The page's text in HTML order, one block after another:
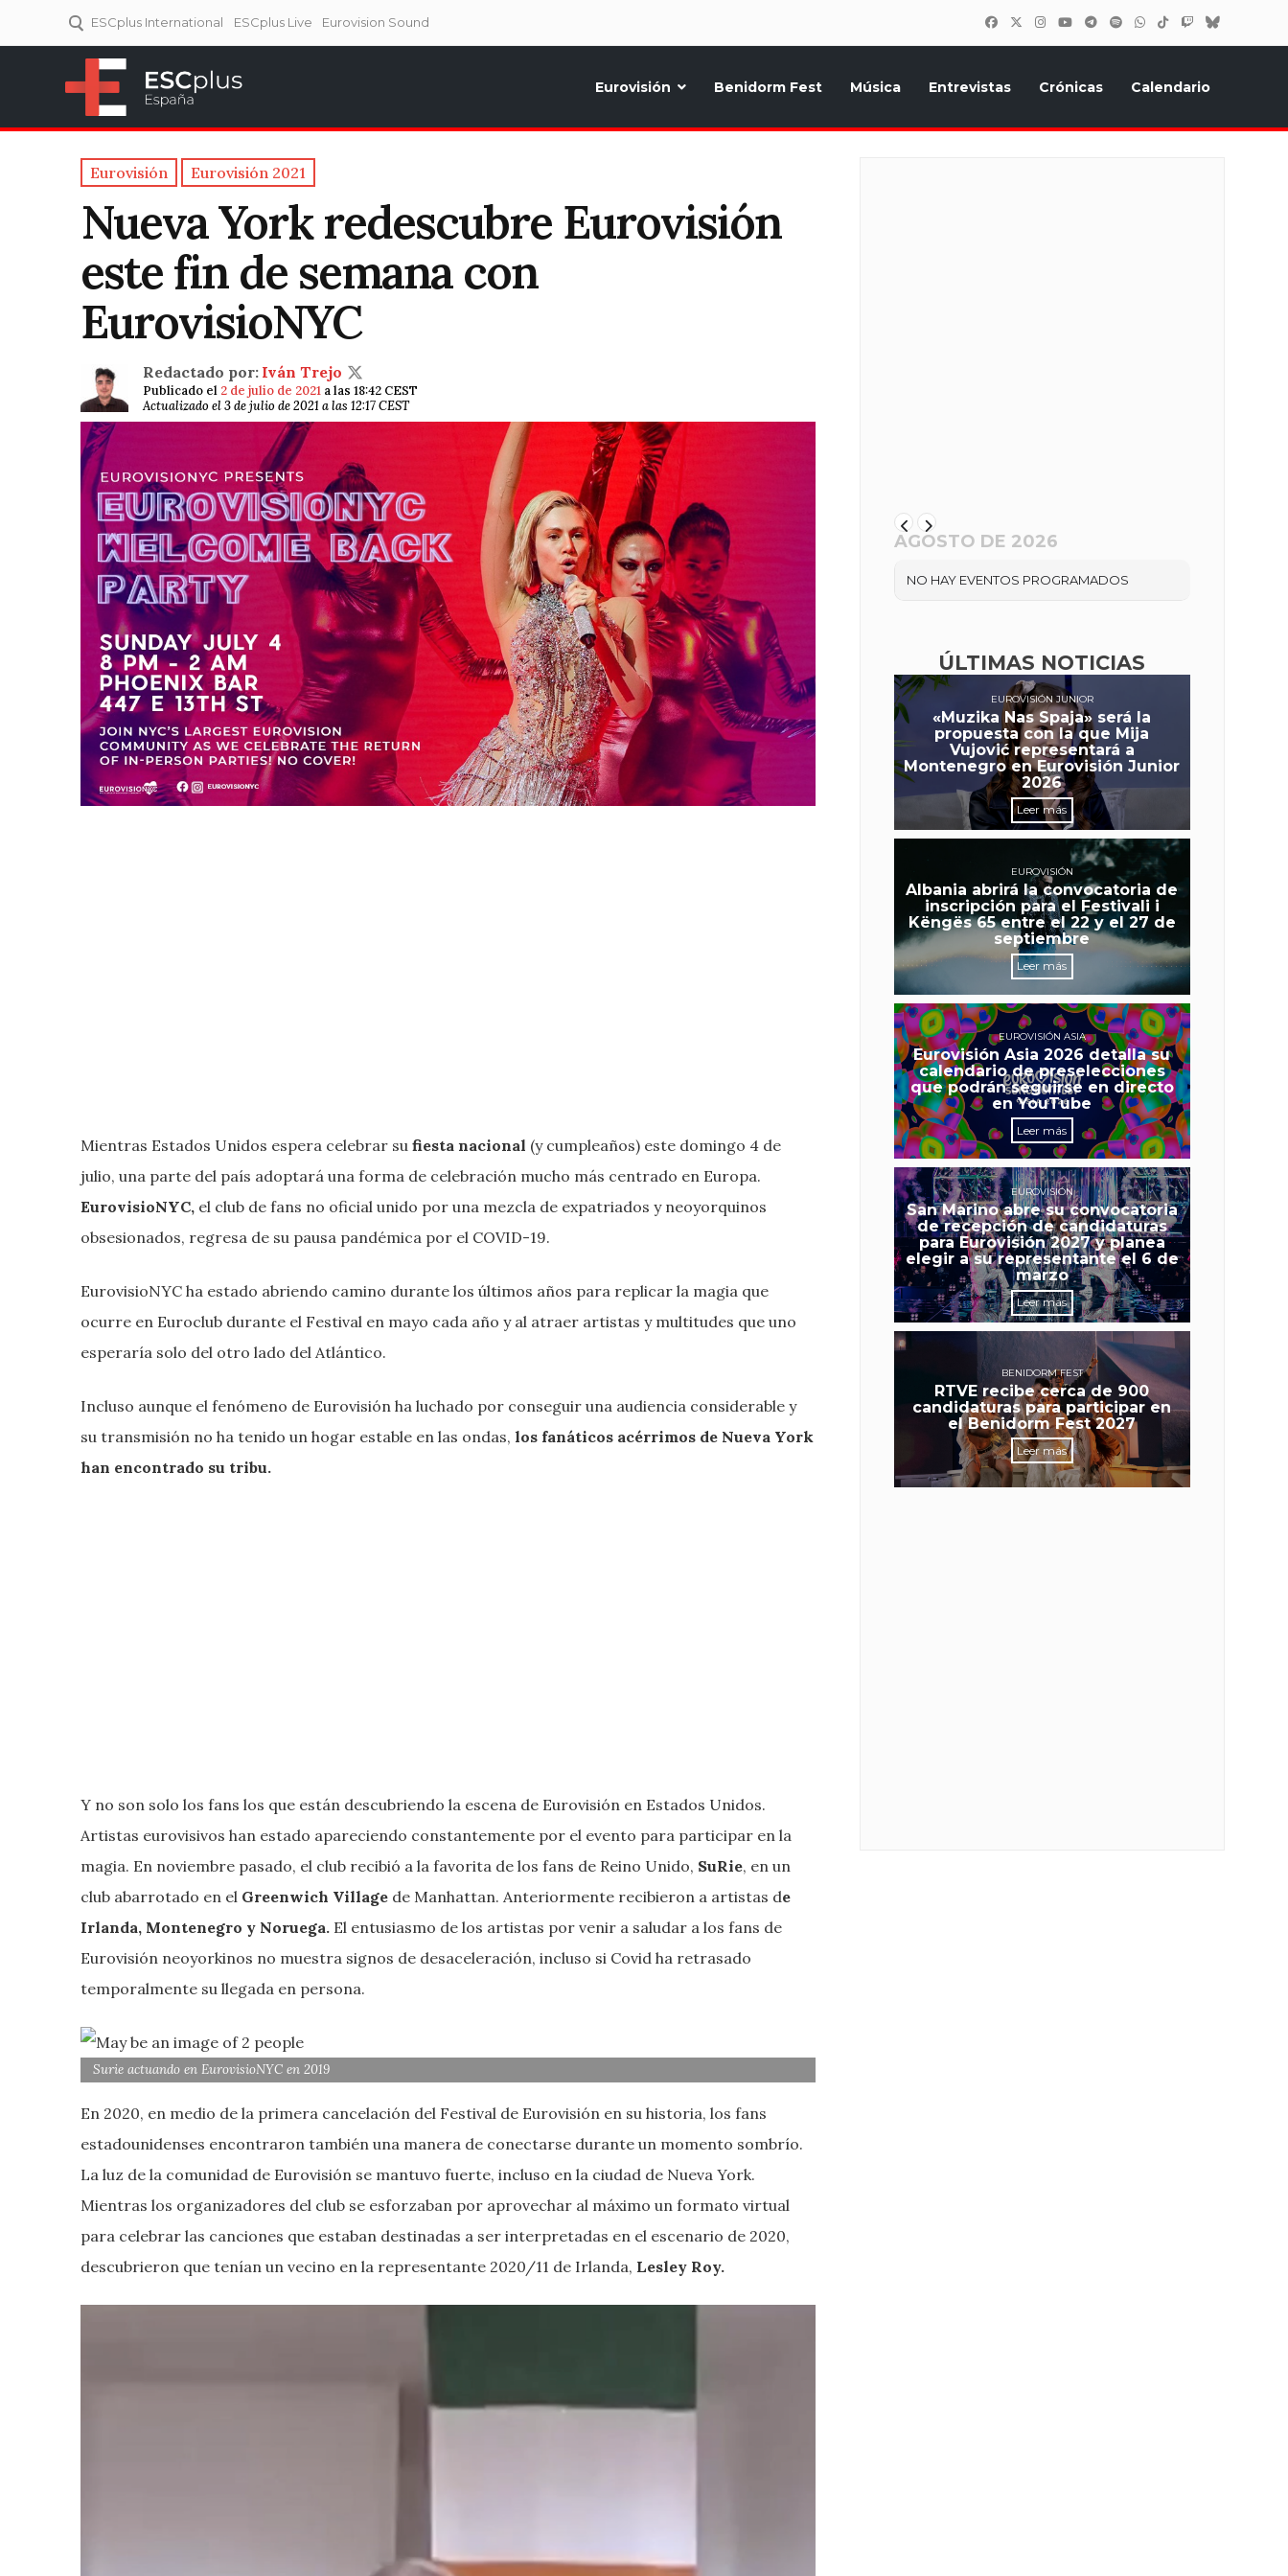
ESCplus International ESCplus Live Eurovision Sound
Eurovisión Benidorm Fest Música Entrevistas Crónicas Calendario
Eurovisión Eurovisión 2021
Nueva York redescubre Eurovisión
este fin de semana con
EurovisioNYC
Redactado por: Iván Trejo
Publicado el 2 de julio de 2021 a las 18:42 CEST
Actualizado el 3 de julio de 2021 a las 12:17 CEST
Mientras Estados Unidos espera celebrar su fiesta nacional (y cumpleaños) este domingo 4 de
julio, una parte del país adoptará una forma de celebración mucho más centrado en Europa.
EurovisioNYC, el club de fans no oficial unido por una mezcla de expatriados y neoyorquinos
obsesionados, regresa de su pausa pandémica por el COVID-19.
EurovisioNYC ha estado abriendo camino durante los últimos años para replicar la magia que
ocurre en Euroclub durante el Festival en mayo cada año y al atraer artistas y multitudes que uno
esperaría solo del otro lado del Atlántico.
Incluso aunque el fenómeno de Eurovisión ha luchado por conseguir una audiencia considerable y
su transmisión no ha tenido un hogar estable en las ondas, los fanáticos acérrimos de Nueva York
han encontrado su tribu.
Y no son solo los fans los que están descubriendo la escena de Eurovisión en Estados Unidos.
Artistas eurovisivos han estado apareciendo constantemente por el evento para participar en la
magia. En noviembre pasado, el club recibió a la favorita de los fans de Reino Unido, SuRie, en un
club abarrotado en el Greenwich Village de Manhattan. Anteriormente recibieron a artistas de
Irlanda, Montenegro y Noruega. El entusiasmo de los artistas por venir a saludar a los fans de
Eurovisión neoyorkinos no muestra signos de desaceleración, incluso si Covid ha retrasado
temporalmente su llegada en persona.
Surie actuando en EurovisioNYC en 2019
En 2020, en medio de la primera cancelación del Festival de Eurovisión en su historia, los fans
estadounidenses encontraron también una manera de conectarse durante un momento sombrío.
La luz de la comunidad de Eurovisión se mantuvo fuerte, incluso en la ciudad de Nueva York.
Mientras los organizadores del club se esforzaban por aprovechar al máximo un formato virtual
para celebrar las canciones que estaban destinadas a ser interpretadas en el escenario de 2020,
descubrieron que tenían un vecino en la representante 2020/11 de Irlanda, Lesley Roy.
AGOSTO DE 2026
NO HAY EVENTOS PROGRAMADOS
ÚLTIMAS NOTICIAS
EUROVISIÓN JUNIOR
«Muzika Nas Spaja» será la
propuesta con la que Mija
Vujović representará a
Montenegro en Eurovisión Junior
2026
Leer más
EUROVISIÓN
Albania abrirá la convocatoria de
inscripción para el Festivali i
Këngës 65 entre el 22 y el 27 de
septiembre
Leer más
EUROVISIÓN ASIA
Eurovisión Asia 2026 detalla su
calendario de preselecciones
que podrán seguirse en directo
en YouTube
Leer más
EUROVISIÓN
San Marino abre su convocatoria
de recepción de candidaturas
para Eurovisión 2027 y planea
elegir a su representante el 6 de
marzo
Leer más
BENIDORM FEST
RTVE recibe cerca de 900
candidaturas para participar en
el Benidorm Fest 2027
Leer más